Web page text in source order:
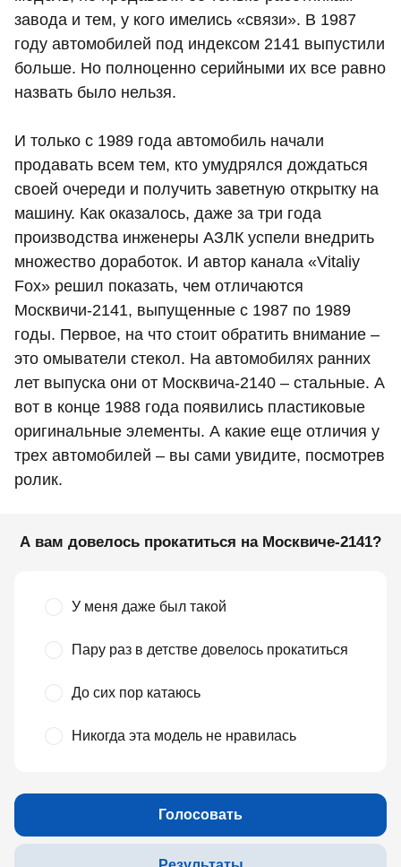
завода и тем, у кого имелись «связи». В 1987
году автомобилей под индексом 2141 выпустили
больше. Но полноценно серийными их все равно
назвать было нельзя.
И только с 1989 года автомобиль начали
продавать всем тем, кто умудрялся дождаться
своей очереди и получить заветную открытку на
машину. Как оказалось, даже за три года
производства инженеры АЗЛК успели внедрить
множество доработок. И автор канала «Vitaliy
Fox» решил показать, чем отличаются
Москвичи-2141, выпущенные с 1987 по 1989
годы. Первое, на что стоит обратить внимание –
это омыватели стекол. На автомобилях ранних
лет выпуска они от Москвича-2140 – стальные. А
вот в конце 1988 года появились пластиковые
оригинальные элементы. А какие еще отличия у
трех автомобилей – вы сами увидите, посмотрев
ролик.
А вам довелось прокатиться на Москвиче-2141?
У меня даже был такой
Пару раз в детстве довелось прокатиться
До сих пор катаюсь
Никогда эта модель не нравилась
Голосовать